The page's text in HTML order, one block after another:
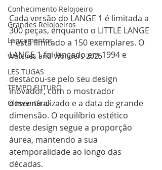
Conhecimento Relojoeiro
Grandes Relojoeiros
Lançamentos
Watches and Wonders 2025
LES TUGAS
TEMPO FUTURO
O Inventário
Cada versão do LANGE 1 é limitada a
300 peças, enquanto o LITTLE LANGE
1 está limitado a 150 exemplares. O
LANGE 1 foi lançado em 1994 e
destacou-se pelo seu design
inovador, com o mostrador
descentralizado e a data de grande
dimensão. O equilíbrio estético
deste design segue a proporção
áurea, mantendo a sua
atemporalidade ao longo das
décadas.